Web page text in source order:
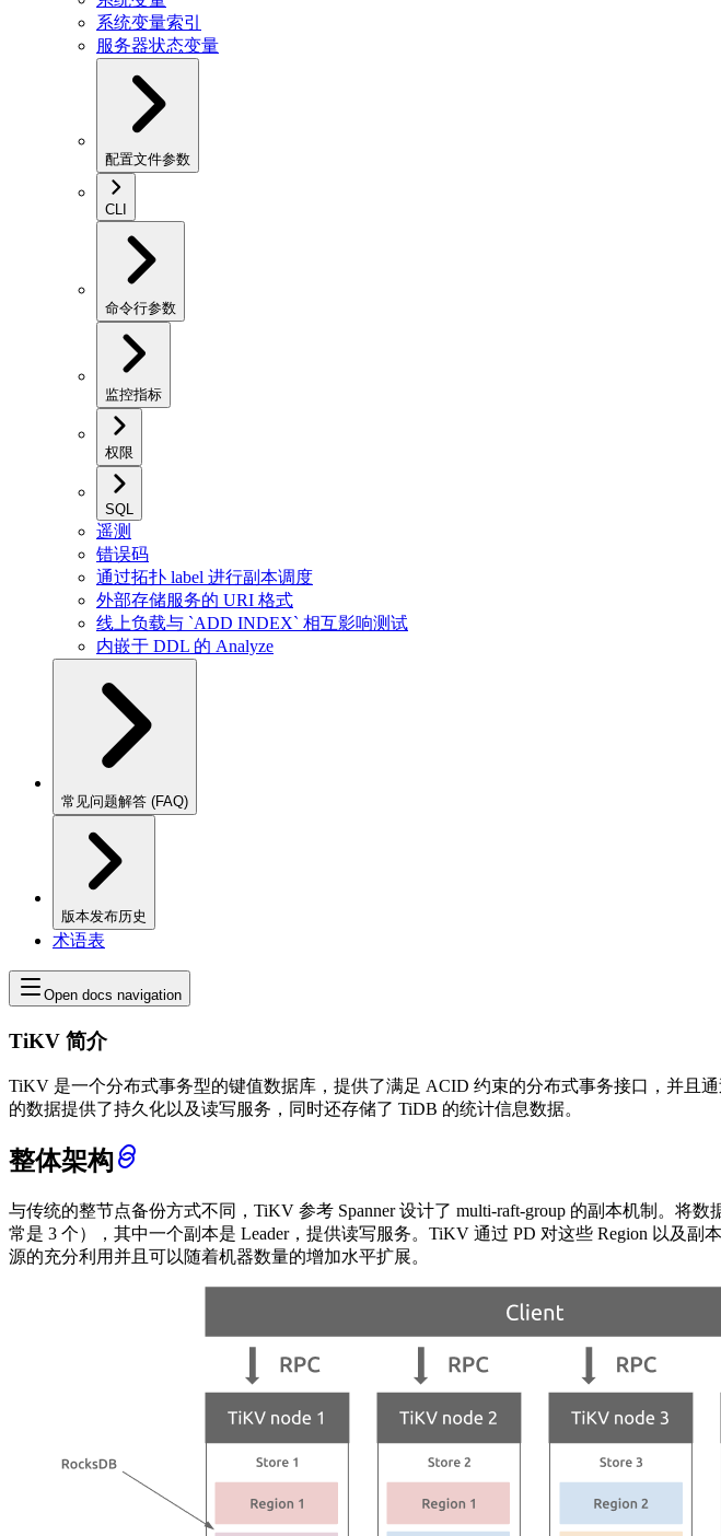
系统变量索引
服务器状态变量
配置文件参数
CLI
命令行参数
监控指标
权限
SQL
遥测
错误码
通过拓扑 label 进行副本调度
外部存储服务的 URI 格式
线上负载与 `ADD INDEX` 相互影响测试
内嵌于 DDL 的 Analyze
常见问题解答 (FAQ)
版本发布历史
术语表
Open docs navigation
TiKV 简介
TiKV 是一个分布式事务型的键值数据库，提供了满足 ACID 约束的分布式事务接口，并且通
的数据提供了持久化以及读写服务，同时还存储了 TiDB 的统计信息数据。
整体架构
与传统的整节点备份方式不同，TiKV 参考 Spanner 设计了 multi-raft-group 的副本机制。将
常是 3 个），其中一个副本是 Leader，提供读写服务。TiKV 通过 PD 对这些 Region 以及
源的充分利用并且可以随着机器数量的增加水平扩展。